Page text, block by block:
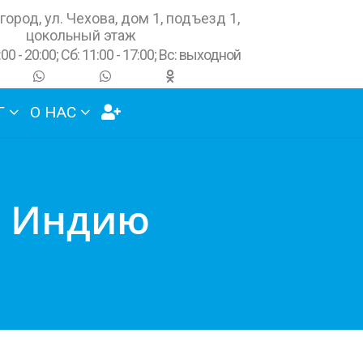
ул. Чехова, дом 1, подъезд 1,
цокольный этаж
- 20:00; Сб: 11:00 - 17:00; Вс: выходной
О НАС
Индию